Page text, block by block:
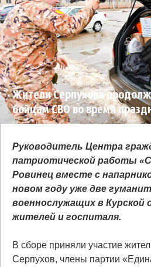
Жители Серпухова
бойцам СВО во время
Руководитель Центра
патриотической работы
Ровинец вместе с
новом году уже две
военнослужащих в
жителей и госпиталя.
В сборе приняли участие
Серпухов, члены партии